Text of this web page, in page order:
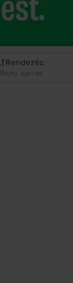
Rendezés:
Rejoy ajánlás